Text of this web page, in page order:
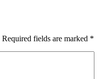
Required fields are marked *